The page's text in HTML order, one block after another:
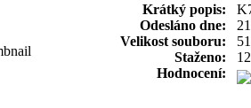
Krátký popis:
Odesláno dne:
Velikost souboru:
Staženo:
Hodnocení: